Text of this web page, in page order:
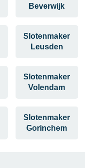
Beverwijk
Slotenmaker
Leusden
Slotenmaker
Volendam
Slotenmaker
Gorinchem